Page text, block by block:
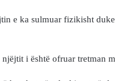
e ka sulmuar fizikisht duke
i është ofruar tretman